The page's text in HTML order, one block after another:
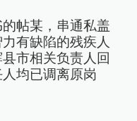
帖某，串通私盖
有缺陷的残疾人
市相关负责人回
均已调离原岗